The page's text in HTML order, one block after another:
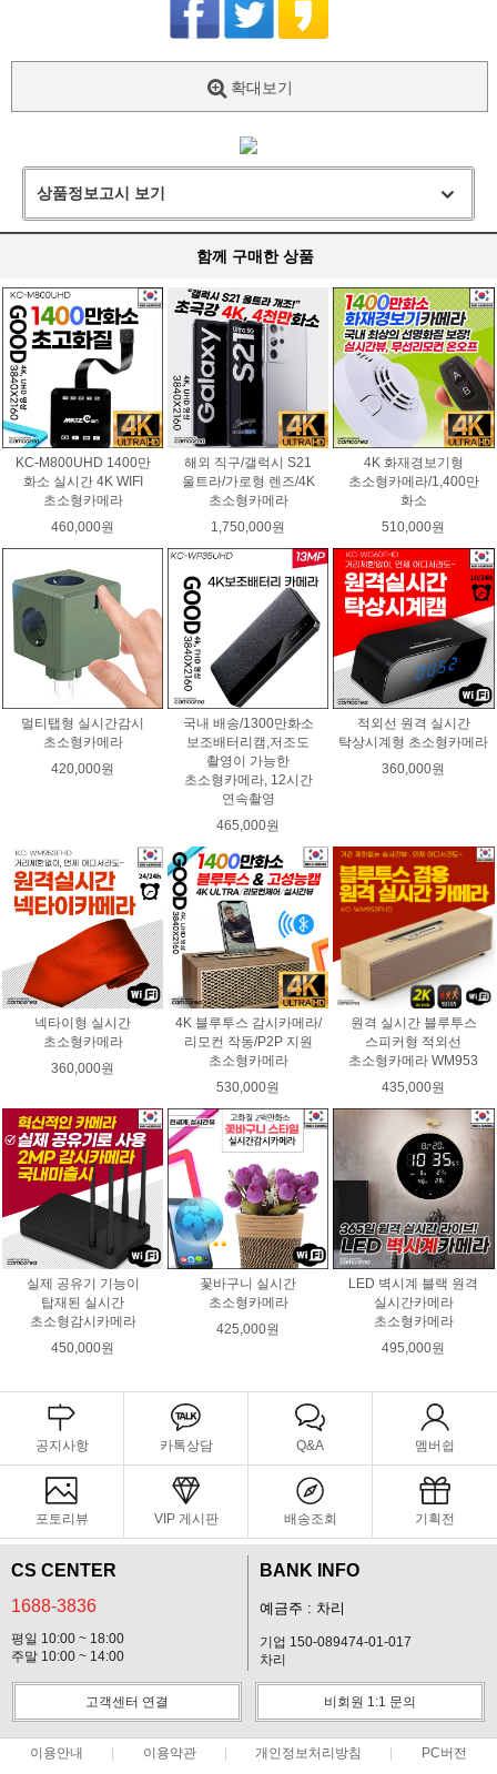
확대보기
상품정보고시 보기
함께 구매한 상품
KC-M800UHD 1400만
화소 실시간 4K WIFI
초소형카메라
460,000원
해외 직구/갤럭시 S21
울트라/가로형 렌즈/4K
초소형카메라
1,750,000원
4K 화재경보기형
초소형카메라/1,400만
화소
510,000원
멀티탭형 실시간감시
초소형카메라
420,000원
국내 배송/1300만화소
보조배터리캠,저조도
촬영이 가능한
초소형카메라, 12시간
연속촬영
465,000원
적외선 원격 실시간
탁상시계형 초소형카메라
360,000원
넥타이형 실시간
초소형카메라
360,000원
4K 블루투스 감시카메라/
리모컨 작동/P2P 지원
초소형카메라
530,000원
원격 실시간 블루투스
스피커형 적외선
초소형카메라 WM953
435,000원
실제 공유기 기능이
탑재된 실시간
초소형감시카메라
450,000원
꽃바구니 실시간
초소형카메라
425,000원
LED 벽시계 블랙 원격
실시간카메라
초소형카메라
495,000원
공지사항 카톡상담 Q&A 멤버쉽
포토리뷰 VIP 게시판 배송조회 기획전
CS CENTER
1688-3836
평일 10:00 ~ 18:00
주말 10:00 ~ 14:00
BANK INFO
예금주 : 차리
기업 150-089474-01-017
차리
고객센터 연결 비회원 1:1 문의
이용안내 이용약관 개인정보처리방침 PC버전